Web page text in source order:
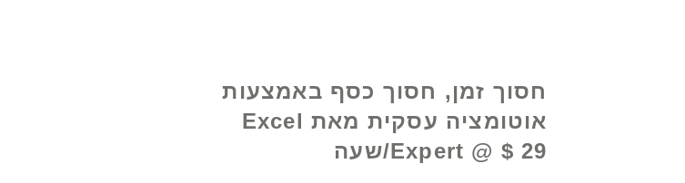
חסוך זמן, חסוך כסף באמצעות
אוטומציה עסקית מאת Excel
Expert @ $ 29/שעה